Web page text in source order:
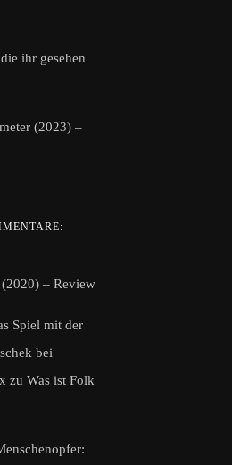
ihr gesehen
(2023) –
– Review
Spiel mit der
bei
zu Was ist Folk